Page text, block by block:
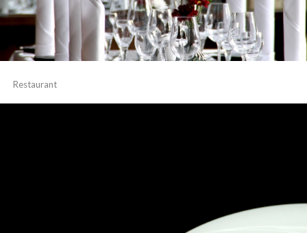
Restaurant